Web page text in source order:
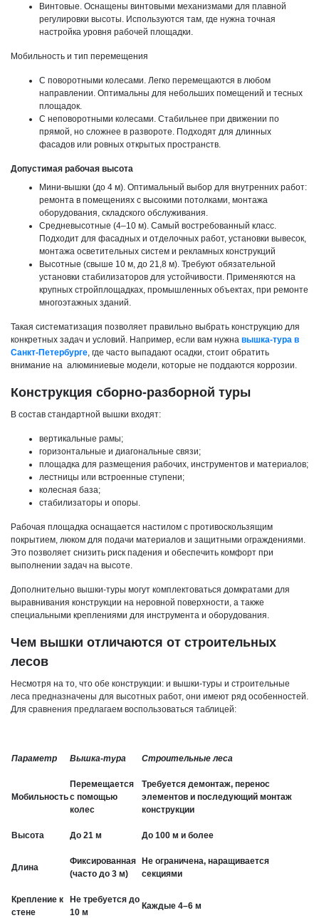
Винтовые. Оснащены винтовыми механизмами для плавной
регулировки высоты. Используются там, где нужна точная
настройка уровня рабочей площадки.
Мобильность и тип перемещения
С поворотными колесами. Легко перемещаются в любом
направлении. Оптимальны для небольших помещений и тесных
площадок.
С неповоротными колесами. Стабильнее при движении по
прямой, но сложнее в развороте. Подходят для длинных
фасадов или ровных открытых пространств.
Допустимая рабочая высота
Мини‑вышки (до 4 м). Оптимальный выбор для внутренних работ:
ремонта в помещениях с высокими потолками, монтажа
оборудования, складского обслуживания.
Средневысотные (4–10 м). Самый востребованный класс.
Подходит для фасадных и отделочных работ, установки вывесок,
монтажа осветительных систем и рекламных конструкций
Высотные (свыше 10 м, до 21,8 м). Требуют обязательной
установки стабилизаторов для устойчивости. Применяются на
крупных стройплощадках, промышленных объектах, при ремонте
многоэтажных зданий.
Такая систематизация позволяет правильно выбрать конструкцию для
конкретных задач и условий. Например, если вам нужна вышка-тура в
Санкт-Петербурге , где часто выпадают осадки, стоит обратить
внимание на алюминиевые модели, которые не поддаются коррозии.
Конструкция сборно-разборной туры
В состав стандартной вышки входят:
вертикальные рамы;
горизонтальные и диагональные связи;
площадка для размещения рабочих, инструментов и материалов;
лестницы или встроенные ступени;
колесная база;
стабилизаторы и опоры.
Рабочая площадка оснащается настилом с противоскользящим
покрытием, люком для подачи материалов и защитными ограждениями.
Это позволяет снизить риск падения и обеспечить комфорт при
выполнении задач на высоте.
Дополнительно вышки-туры могут комплектоваться домкратами для
выравнивания конструкции на неровной поверхности, а также
специальными креплениями для инструмента и оборудования.
Чем вышки отличаются от строительных
лесов
Несмотря на то, что обе конструкции: и вышки-туры и строительные
леса предназначены для высотных работ, они имеют ряд особенностей.
Для сравнения предлагаем воспользоваться таблицей:
Параметр Вышка-тура Строительные леса
Мобильность
Перемещается
с помощью
колес
Требуется демонтаж, перенос
элементов и последующий монтаж
конструкции
Высота До 21 м До 100 м и более
Длина
Фиксированная
(часто до 3 м)
Не ограничена, наращивается
секциями
Крепление к
стене
Не требуется до
10 м
Каждые 4–6 м